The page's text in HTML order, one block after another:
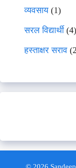
व्यवसाय(1)
सरल विद्यार्थी(4)
हस्ताक्षर सराव